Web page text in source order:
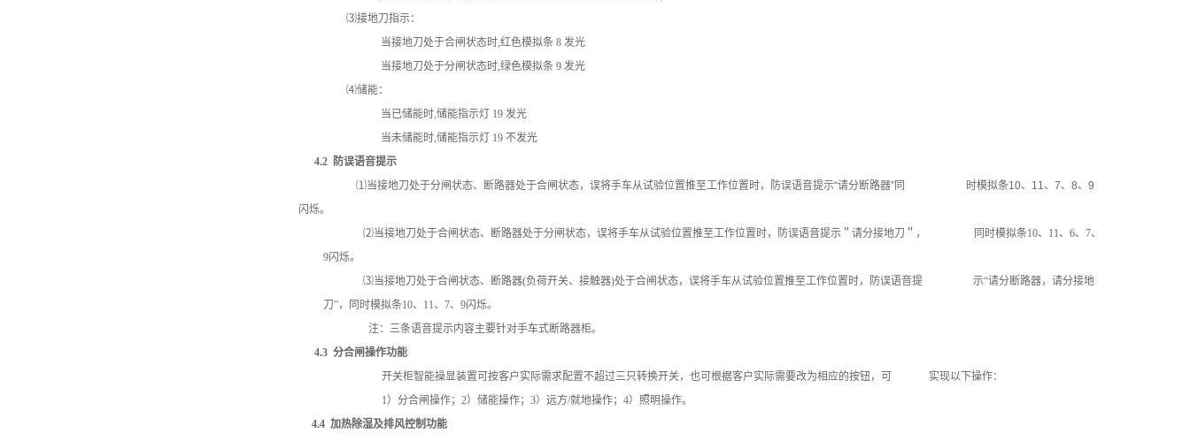
⑶接地刀指示：
当接地刀处于合闸状态时,红色模拟条 8 发光
当接地刀处于分闸状态时,绿色模拟条 9 发光
⑷储能：
当已储能时,储能指示灯 19 发光
当未储能时,储能指示灯 19 不发光
4.2 防误语音提示
⑴当接地刀处于分闸状态、断路器处于合闸状态，误将手车从试验位置推至工作位置时，防误语音提示“请分断路器”同 时模拟条10、11、7、8、9
闪烁。
⑵当接地刀处于合闸状态、断路器处于分闸状态，误将手车从试验位置推至工作位置时，防误语音提示＂请分接地刀＂， 同时模拟条10、11、6、7、
9闪烁。
⑶当接地刀处于合闸状态、断路器(负荷开关、接触器)处于合闸状态，误将手车从试验位置推至工作位置时，防误语音提 示“请分断路器，请分接地
刀”，同时模拟条10、11、7、9闪烁。
注：三条语音提示内容主要针对手车式断路器柜。
4.3 分合闸操作功能
开关柜智能操显装置可按客户实际需求配置不超过三只转换开关，也可根据客户实际需要改为相应的按钮，可 实现以下操作：
1）分合闸操作；2）储能操作；3）远方/就地操作；4）照明操作。
4.4 加热除湿及排风控制功能